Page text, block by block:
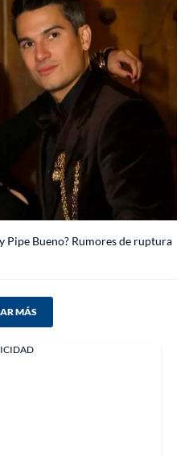
Pipe Bueno? Rumores de ruptura
MÁS